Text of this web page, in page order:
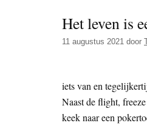
Het leven is
11 augustus 2021 door
iets van en
Naast de flight,
keek naar een